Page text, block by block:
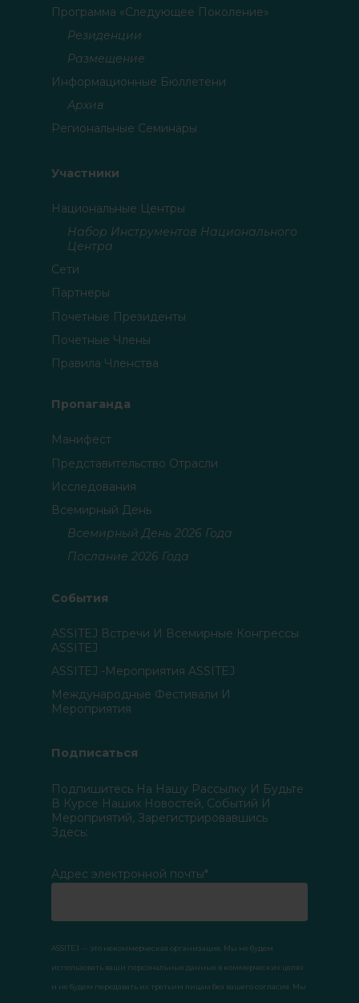
Программа «Следующее Поколение»
Резиденции
Размещение
Информационные Бюллетени
Архив
Региональные Семинары
Участники
Национальные Центры
Набор Инструментов Национального
Центра
Сети
Партнеры
Почетные Президенты
Почетные Члены
Правила Членства
Пропаганда
Манифест
Представительство Отрасли
Исследования
Всемирный День
Всемирный День 2026 Года
Послание 2026 Года
События
ASSITEJ Встречи И Всемирные Конгрессы
ASSITEJ
ASSITEJ -мероприятия ASSITEJ
Международные Фестивали И
Мероприятия
Подписаться
Подпишитесь На Нашу Рассылку И Будьте
В Курсе Наших Новостей, Событий И
Мероприятий, Зарегистрировавшись
Здесь:
Адрес электронной почты*
ASSITEJ — это некоммерческая организация. Мы не будем
использовать ваши персональные данные в коммерческих целях
и не будем передавать их третьим лицам без вашего согласия. Мы